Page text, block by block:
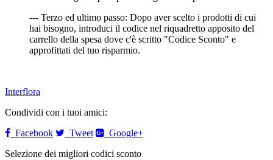
--- Terzo ed ultimo passo: Dopo aver scelto i prodotti di cui
hai bisogno, introduci il codice nel riquadretto apposito del
carrello della spesa dove c'è scritto "Codice Sconto" e
approfittati del tuo risparmio.
Interflora
Condividi con i tuoi amici:
Facebook
Tweet
Google+
Selezione dei migliori codici sconto